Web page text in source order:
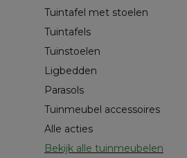
Tuintafel met stoelen
Tuintafels
Tuinstoelen
Ligbedden
Parasols
Tuinmeubel accessoires
Alle acties
Bekijk alle tuinmeubelen